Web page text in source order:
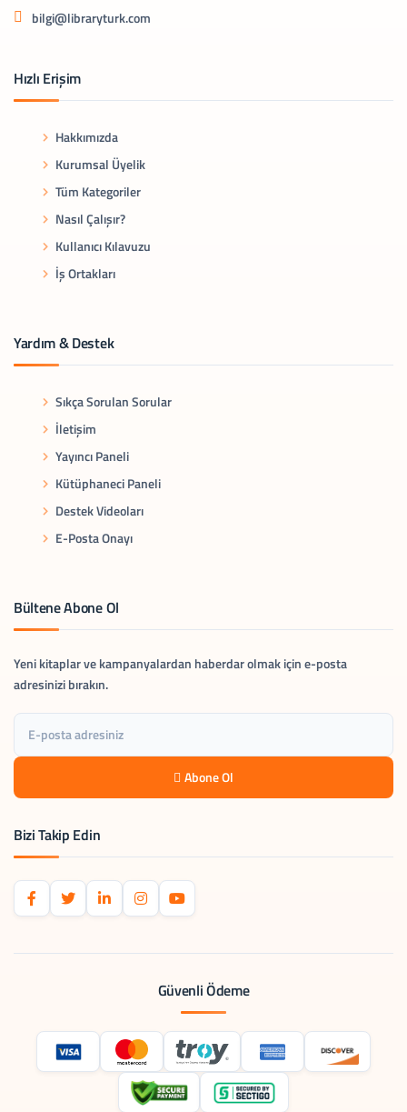
bilgi@libraryturk.com
Hızlı Erişim
Hakkımızda
Kurumsal Üyelik
Tüm Kategoriler
Nasıl Çalışır?
Kullanıcı Kılavuzu
İş Ortakları
Yardım & Destek
Sıkça Sorulan Sorular
İletişim
Yayıncı Paneli
Kütüphaneci Paneli
Destek Videoları
E-Posta Onayı
Bültene Abone Ol
Yeni kitaplar ve kampanyalardan haberdar olmak için e-posta
adresinizi bırakın.
Abone Ol
Bizi Takip Edin
Güvenli Ödeme